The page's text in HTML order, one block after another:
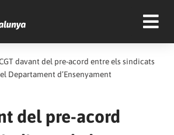
davant del pre-acord entre els sindicats
Departament d’Ensenyament
del pre-acord